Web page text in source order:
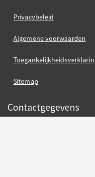
Privacybeleid
Algemene voorwaarden
Sitemap
Contactgegevens